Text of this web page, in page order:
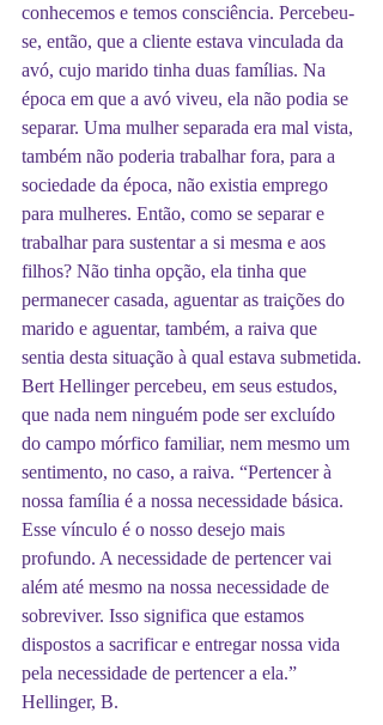
conhecemos e temos consciência. Percebeu-
se, então, que a cliente estava vinculada da
avó, cujo marido tinha duas famílias. Na
época em que a avó viveu, ela não podia se
separar. Uma mulher separada era mal vista,
também não poderia trabalhar fora, para a
sociedade da época, não existia emprego
para mulheres. Então, como se separar e
trabalhar para sustentar a si mesma e aos
filhos? Não tinha opção, ela tinha que
permanecer casada, aguentar as traições do
marido e aguentar, também, a raiva que
sentia desta situação à qual estava submetida.
Bert Hellinger percebeu, em seus estudos,
que nada nem ninguém pode ser excluído
do campo mórfico familiar, nem mesmo um
sentimento, no caso, a raiva. “Pertencer à
nossa família é a nossa necessidade básica.
Esse vínculo é o nosso desejo mais
profundo. A necessidade de pertencer vai
além até mesmo na nossa necessidade de
sobreviver. Isso significa que estamos
dispostos a sacrificar e entregar nossa vida
pela necessidade de pertencer a ela.”
Hellinger, B.